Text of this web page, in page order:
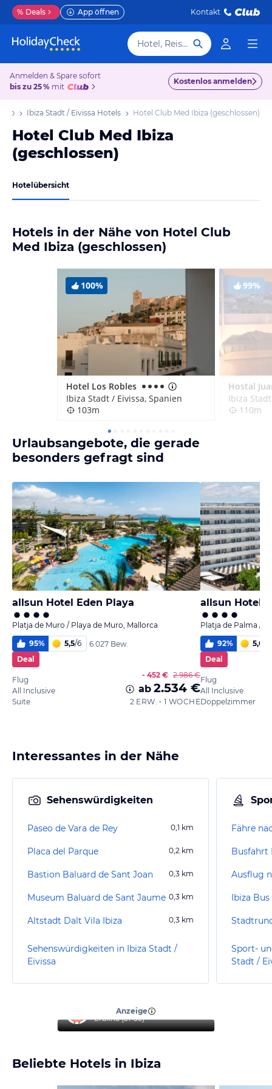
% Deals App öffnen Kontakt
Hotel, Reiseziel
Anmelden & Spare sofort
bis zu 25 % mit
Kostenlos anmelden
Ibiza Stadt / Eivissa Hotels Hotel Club Med Ibiza (geschlossen)
Hotel Club Med Ibiza
(geschlossen)
Hotelübersicht
Hotels in der Nähe von Hotel Club
Med Ibiza (geschlossen)
100%
Hotel Los Robles
Ibiza Stadt / Eivissa, Spanien
103m
99%
Hostal
Ibiza
110m
Urlaubsangebote, die gerade
besonders gefragt sind
allsun Hotel Eden Playa
Platja de Muro / Playa de Muro, Mallorca
95% 5,5/6
6.027 Bew.
Deal
Flug
All Inclusive
Suite
- 452 € 2.986 €
ab 2.534 €
2 ERW. • 1 WOCHE
allsun Hotel
Platja de Palma /
92% 5,0
Deal
Flug
All Inclusive
Doppelzimmer
Interessantes in der Nähe
Sehenswürdigkeiten
Paseo de Vara de Rey 0,1 km
Placa del Parque 0,2 km
Bastion Baluard de Sant Joan 0,3 km
Museum Baluard de Sant Jaume 0,3 km
Altstadt Dalt Vila Ibiza 0,3 km
Sehenswürdigkeiten in Ibiza Stadt /
Eivissa
Fähre
Busfahrt
Ausflug
Sport-
Stadt /
Anzeige
Reise mit Familie
Erblina (31-35)
Beliebte Hotels in Ibiza